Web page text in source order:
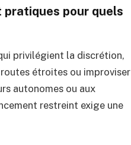
pratiques pour quels
privilégient la discrétion,
étroites ou improviser
autonomes ou aux
restreint exige une